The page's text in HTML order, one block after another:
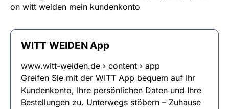
on witt weiden mein kundenkonto
WITT WEIDEN App
www.witt-weiden.de › content › app
Greifen Sie mit der WITT App bequem auf Ihr
Kundenkonto, Ihre persönlichen Daten und Ihre
Bestellungen zu. Unterwegs stöbern – Zuhause